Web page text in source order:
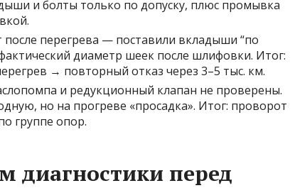
и болты только по допуску, плюс промывка
перегрева — поставили вкладыши “по
диаметр шеек после шлифовки. Итог:
→ повторный отказ через 3–5 тыс. км.
и редукционный клапан не проверены.
но на прогреве «просадка». Итог: проворот
группе опор.
диагностики перед